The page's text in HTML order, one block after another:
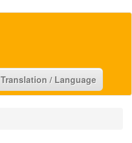
Translation / Language